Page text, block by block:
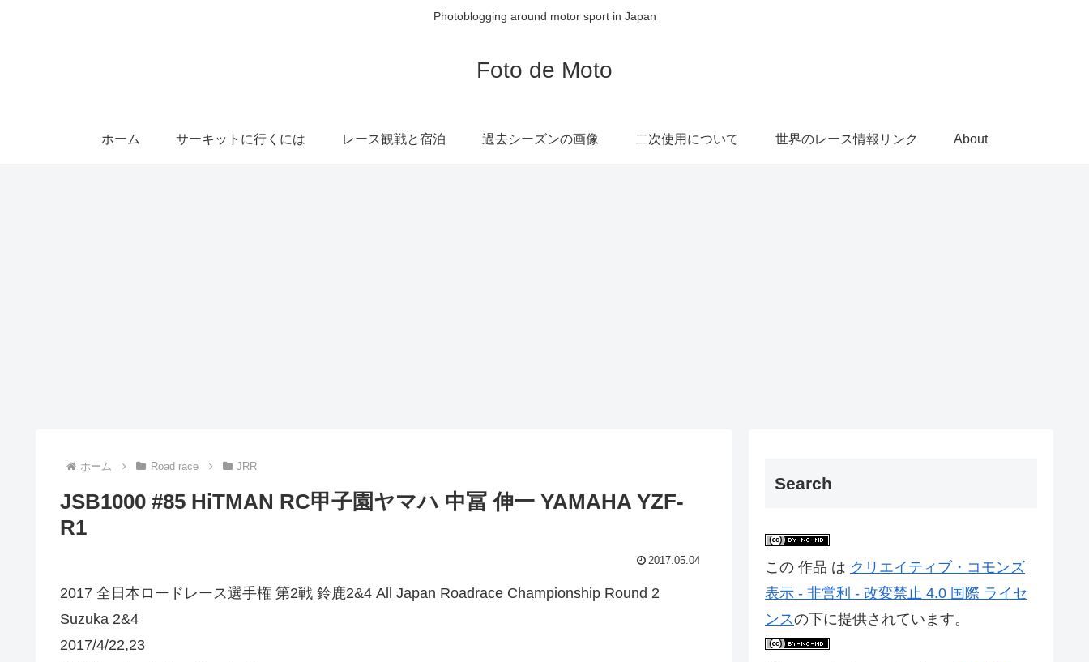
Photoblogging around motor sport in Japan
Foto de Moto
ホーム サーキットに行くには レース観戦と宿泊 過去シーズンの画像 二次使用について 世界のレース情報リンク About
ホーム Road race JRR
JSB1000 #85 HiTMAN RC甲子園ヤマハ 中冨 伸一 YAMAHA YZF-
R1
2017.05.04
2017 全日本ロードレース選手権 第2戦 鈴鹿2&4 All Japan Roadrace Championship Round 2
Suzuka 2&4
2017/4/22,23
Search
この 作品 は クリエイティブ・コモンズ
表示 - 非営利 - 改変禁止 4.0 国際 ライセ
ンスの下に提供されています。